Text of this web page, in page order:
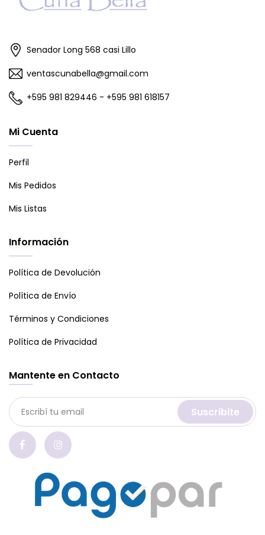
Senador Long 568 casi Lillo
ventascunabella@gmail.com
+595 981 829446 - +595 981 618157
Mi Cuenta
Perfil
Mis Pedidos
Mis Listas
Información
Política de Devolución
Política de Envío
Términos y Condiciones
Política de Privacidad
Mantente en Contacto
Suscribite